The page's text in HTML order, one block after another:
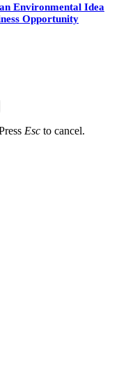
Environmental Idea
Opportunity
Esc to cancel.